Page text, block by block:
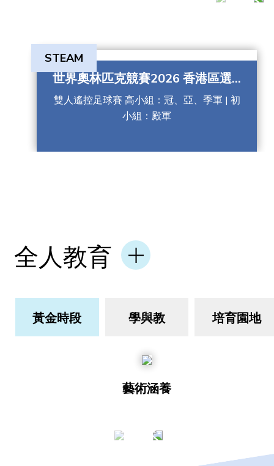
世界奧林匹克競賽2026 香港區選...
雙人遙控足球賽 高小組：冠、亞、季軍 | 初
小組：殿軍
STEAM
全人教育
黃金時段 學與教 培育園地
藝術涵養